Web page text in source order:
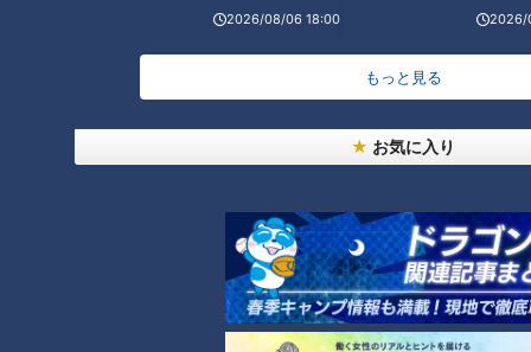
2026/08/06 18:00 2026/
もっと見る
お気に入り
放送部分の収録後には『年表で振り返る、宮本先生と3分ク
ッキング』と題して、トークショーを実施しました。日本の食
どることで、改めて45年という時間の長さに会場からも驚き
また、イベントの最後にはサプライズで、調理助手でもある宮
本先生の奥さまが登場。「お疲れ様でした」のひと言と共に花
束が贈られ、フィナーレを迎えました。